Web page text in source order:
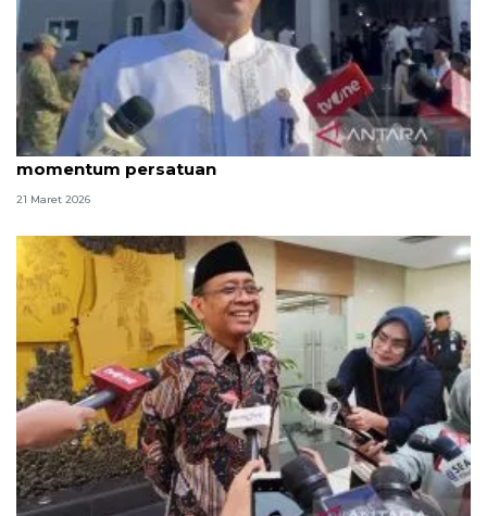
Mensesneg ajak masyarakat jadikan Idul Fitri
momentum persatuan
21 Maret 2026